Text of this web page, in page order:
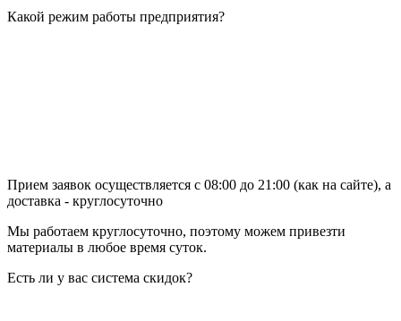
Какой режим работы предприятия?
Прием заявок осуществляется с 08:00 до 21:00 (как на сайте), а
доставка - круглосуточно
Мы работаем круглосуточно, поэтому можем привезти
материалы в любое время суток.
Есть ли у вас система скидок?